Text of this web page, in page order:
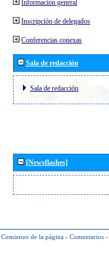
Información general
Inscripción de delegados
Conferencias conexas
Sala de redacción
Sala de redacción
[Newsflashes]
Comienzo de la página - Comentarios -